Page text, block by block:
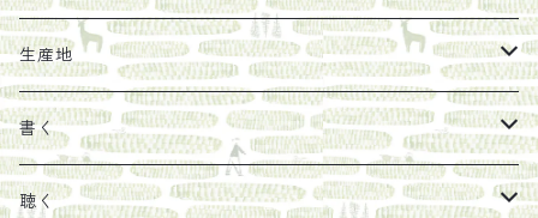
マスコバド糖
しょうがパウダー
野菜・果物
馬目隆宏
絵
タンブラー
らくだ舎出帆室の参考本など
新刊では販売しづらくなった本を巡らせて
古本や自由価格本から探す
mario books
タイドラー
Sakumag
海外出版社
古本
あ行
ギフトセット
カレンダー
カップ
生産地
色川
そこそこ農園
フィリピン
書く
カムワッカ
聴く